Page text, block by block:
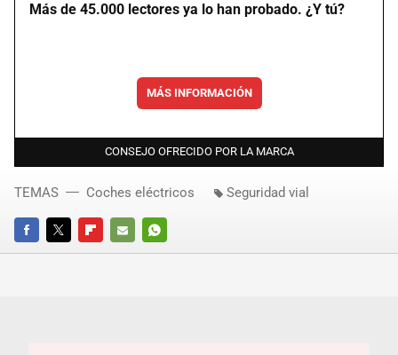
Más de 45.000 lectores ya lo han probado. ¿Y tú?
MÁS INFORMACIÓN
CONSEJO OFRECIDO POR LA MARCA
FACEBOOKTWITTERFLIPBOARD
E-
WHATSAPP
TEMAS Coches eléctricos Seguridad vial